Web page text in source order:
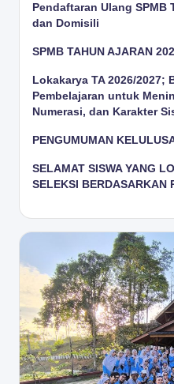
Pendaftaran Ulang SPMB
dan Domisili
SPMB TAHUN AJARAN
Lokakarya TA 2026/2027;
Pembelajaran untuk
Numerasi, dan Karakter
PENGUMUMAN
SELAMAT SISWA YANG
SELEKSI BERDASARKAN